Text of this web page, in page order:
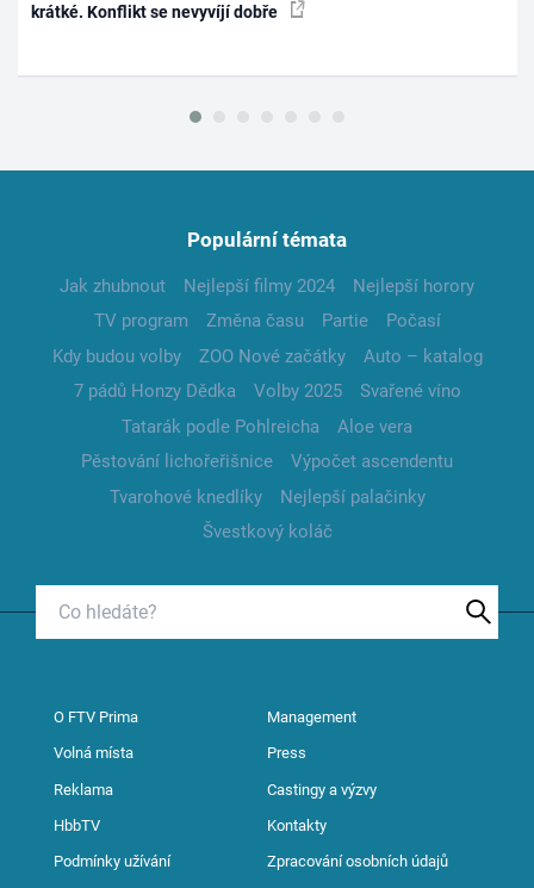
krátké. Konflikt se nevyvíjí dobře
Populární témata
Jak zhubnout Nejlepší filmy 2024
Nejlepší horory
TV program
Změna času Partie
Počasí
Kdy budou volby
ZOO Nové začátky
Auto – katalog
7 pádů Honzy Dědka
Volby 2025
Svařené víno
Tatarák podle Pohlreicha
Aloe vera
Pěstování lichořeřišnice
Výpočet ascendentu
Tvarohové knedlíky
Nejlepší palačinky
Švestkový koláč
O FTV Prima Management
Volná místa Press
Reklama Castingy a výzvy
HbbTV Kontakty
Podmínky užívání Zpracování osobních údajů